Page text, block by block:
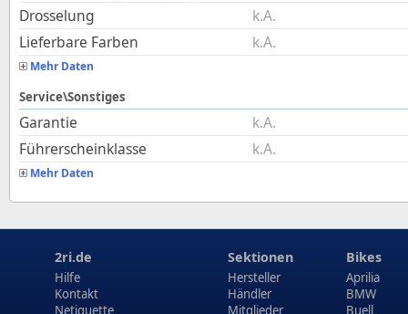
Drosselung
k.A.
Lieferbare Farben
k.A.
Mehr Daten
Service\Sonstiges
Garantie
k.A.
Führerscheinklasse
k.A.
Mehr Daten
2ri.de
Hilfe
Kontakt
Netiquette
Sektionen
Hersteller
Händler
Mitglieder
Bikes
Aprilia
BMW
Buell